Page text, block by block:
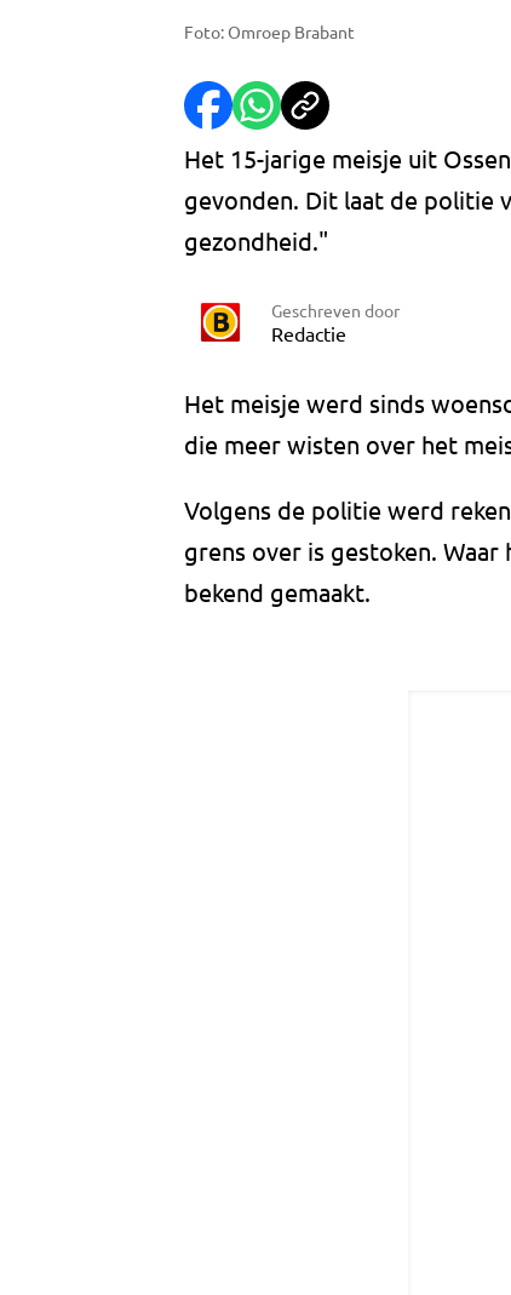
Foto: Omroep Brabant
Het 15-jarige meisje uit
gevonden. Dit laat de politie
gezondheid."
Geschreven door
Redactie
Het meisje werd sinds
die meer wisten over het
Volgens de politie werd
grens over is gestoken.
bekend gemaakt.